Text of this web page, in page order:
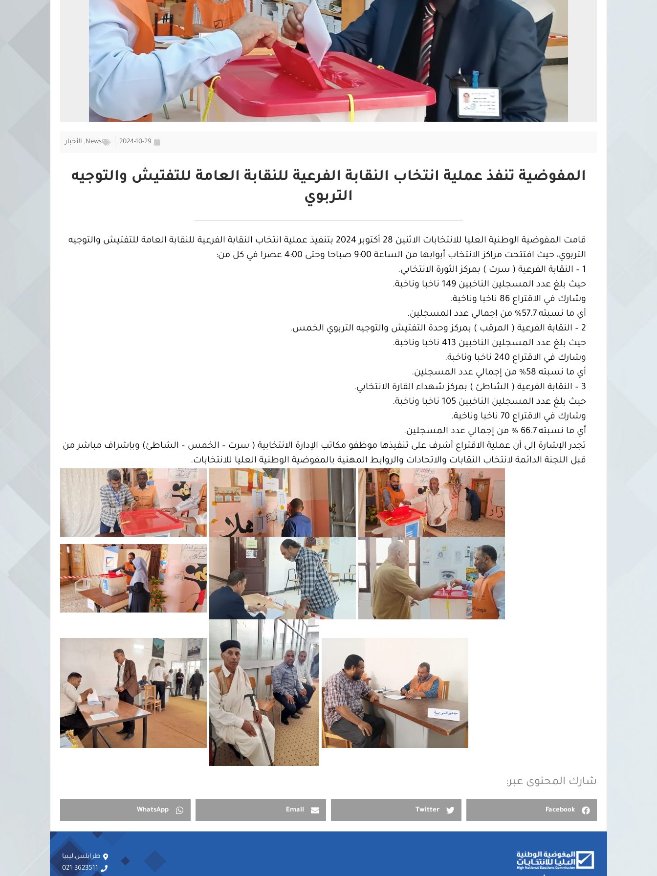
2024-10-29
News
, الأخبار
المفوضية تنفذ عملية انتخاب النقابة الفرعية للنقابة العامة للتفتيش والتوجيه
التربوي
قامت المفوضية الوطنية العليا للانتخابات الاثنين 28 أكتوبر 2024 بتنفيذ عملية انتخاب النقابة الفرعية للنقابة العامة للتفتيش والتوجيه
التربوي، حيث افتتحت مراكز الانتخاب أبوابها من الساعة 9:00 صباحا وحتى 4:00 عصرا في كل من:
1 – النقابة الفرعية ( سرت ) بمركز الثورة الانتخابي.
حيث بلغ عدد المسجلين الناخبين 149 ناخبا وناخبة.
وشارك في الاقتراع 86 ناخبا وناخبة.
أي ما نسبته 57.7% من إجمالي عدد المسجلين.
2 – النقابة الفرعية ( المرقب ) بمركز وحدة التفتيش والتوجيه التربوي الخمس.
حيث بلغ عدد المسجلين الناخبين 413 ناخبا وناخبة.
وشارك في الاقتراع 240 ناخبا وناخبة.
أي ما نسبته 58% من إجمالي عدد المسجلين.
3 – النقابة الفرعية ( الشاطئ ) بمركز شهداء القارة الانتخابي.
حيث بلغ عدد المسجلين الناخبين 105 ناخبا وناخبة.
وشارك في الاقتراع 70 ناخبا وناخبة.
أي ما نسبته 66.7 % من إجمالي عدد المسجلين.
تجدر الإشارة إلى أن عملية الاقتراع أشرف على تنفيذها موظفو مكاتب الإدارة الانتخابية ( سرت – الخمس – الشاطئ) وبإشراف مباشر من
قبل اللجنة الدائمة لانتخاب النقابات والاتحادات والروابط المهنية بالمفوضية الوطنية العليا للانتخابات.
شارك المحتوى عبر:
Facebook
Twitter
Email
WhatsApp
طرابلس،ليبيا
021-3623511